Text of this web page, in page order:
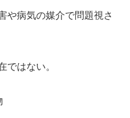
や病気の媒介で問題視さ
ではない。